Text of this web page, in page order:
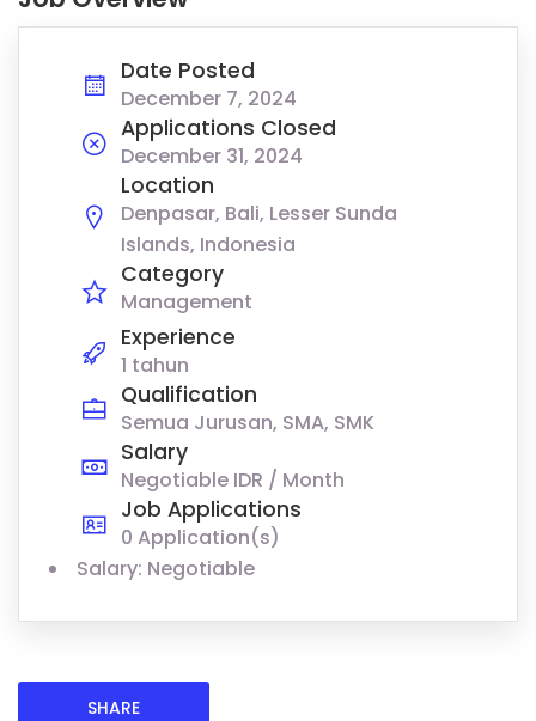
Date Posted
December 7, 2024
Applications Closed
December 31, 2024
Location
Denpasar, Bali, Lesser Sunda
Islands, Indonesia
Category
Management
Experience
1 tahun
Qualification
Semua Jurusan, SMA, SMK
Salary
Negotiable IDR / Month
Job Applications
0 Application(s)
Salary: Negotiable
SHARE